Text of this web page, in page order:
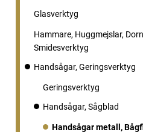
Glasverktyg
Hammare, Huggmejslar,
Smidesverktyg
Handsågar, Geringsverktyg
Geringsverktyg
Handsågar, Sågblad
Handsågar metall,